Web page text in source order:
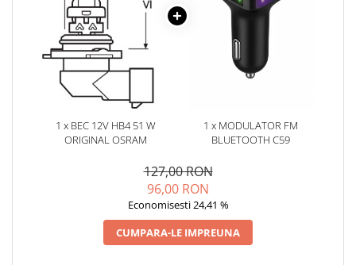
Pompa Spalator Parbriz
Accesorii Camioane
Lampi si Proiectoare Camion
Marcaje si Echipamente de
Accesorii Cabina Camion
Echipamente ADR si Utilitare
Uleiuri si Lichide Auto
1 x BEC 12V HB4 51 W
ORIGINAL OSRAM
1 x MODULATOR FM
BLUETOOTH C59
127,00 RON
96,00 RON
Economisesti 24,41 %
CUMPARA-LE IMPREUNA